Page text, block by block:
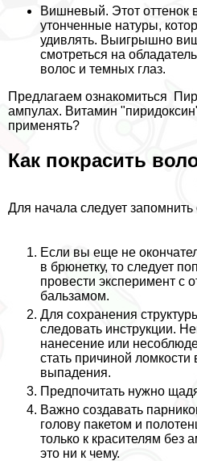
Вишневый. Этот оттенок
утонченные натуры,
удивлять. Выигрышно
смотреться на
волос и темных глаз.
Предлагаем ознакомиться
ампулах. Витамин
применять?
Как покрасить
Для начала следует
Если вы еще не
в брюнетку, то следует
провести эксперимент с
бальзамом.
Для сохранения
следовать инструкции.
нанесение или
стать причиной ломкости
выпадения.
Предпочитать нужно
Важно создавать
голову пакетом и
только к красителям без
это ни к чему.